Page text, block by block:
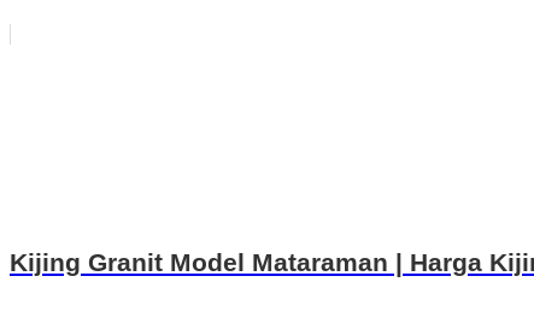
Kijing Granit Model Mataraman | Harga